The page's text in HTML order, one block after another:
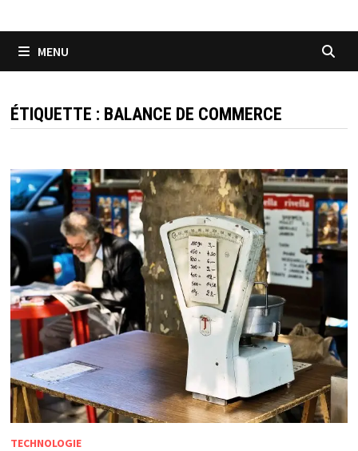
MENU
ÉTIQUETTE : BALANCE DE COMMERCE
TECHNOLOGIE